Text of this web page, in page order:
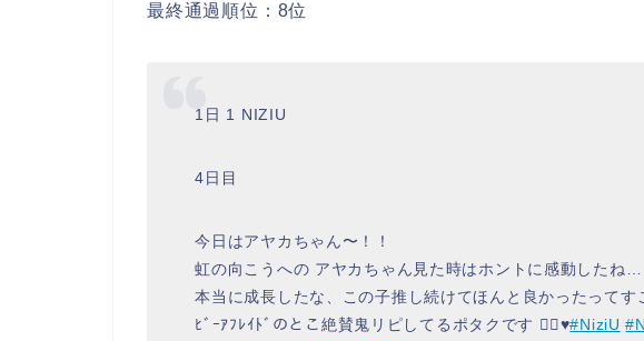
最終通過順位：8位
1日 1 NIZIU
4日目
今日はアヤカちゃん〜！！
虹の向こうへの アヤカちゃん見た時はホントに感動したね…
本当に成長したな、この子推し続けてほんと良かったって
ﾋﾞｰｱﾌﾚｲﾄﾞのとこ絶賛鬼リピしてるポタクです ✋🏻♥️#NiziU